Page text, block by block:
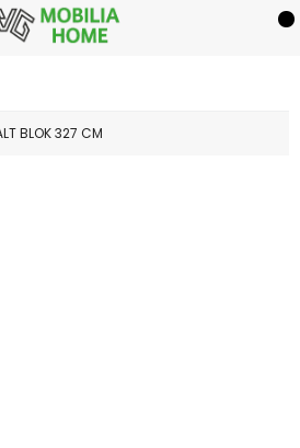
BLOK 327 CM